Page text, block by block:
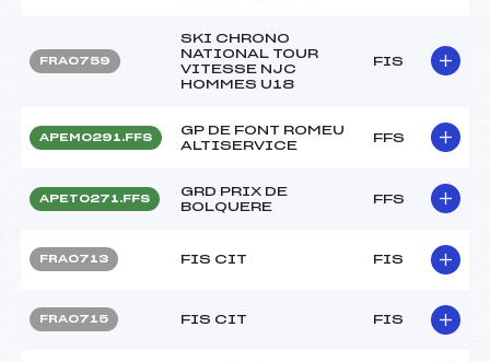
FRA0759
SKI CHRONO
NATIONAL TOUR
VITESSE NJC
HOMMES U18
FIS
APEM0291.FFS
GP DE FONT ROMEU
ALTISERVICE
FFS
APET0271.FFS
GRD PRIX DE
BOLQUERE
FFS
FRA0713 FIS CIT FIS
FRA0715 FIS CIT FIS